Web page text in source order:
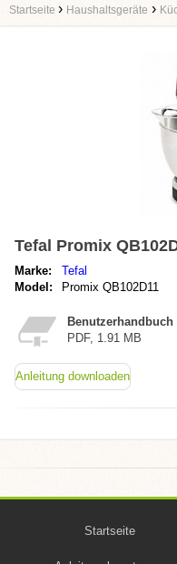
Startseite › Haushaltsgeräte ›
Tefal Promix
Marke:
Tefal
Model:
Promix QB102D11
Benutzerhandbuch
PDF, 1.91 MB
Anleitung downloaden
Startseite